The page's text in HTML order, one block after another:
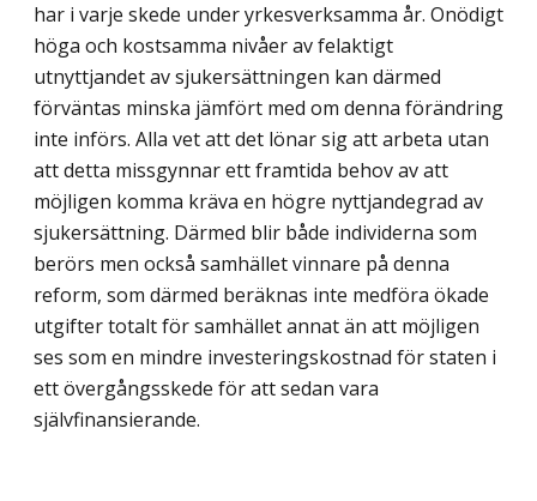
har i varje skede under yrkesverksamma år. Onödigt
höga och kostsamma nivåer av felaktigt
utnyttjandet av sjukersättningen kan därmed
förväntas minska jämfört med om denna förändring
inte införs. Alla vet att det lönar sig att arbeta utan
att detta missgynnar ett framtida behov av att
möjligen komma kräva en högre nyttjandegrad av
sjukersättning. Därmed blir både individerna som
berörs men också samhället vinnare på denna
reform, som därmed beräknas inte medföra ökade
utgifter totalt för samhället annat än att möjligen
ses som en mindre investeringskostnad för staten i
ett övergångsskede för att sedan vara
självfinansierande.